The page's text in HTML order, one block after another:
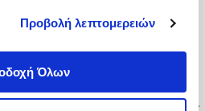
Προβολή λεπτομερειών
Όλων
1-3, Αθήνα 106 79
09:00-21:00